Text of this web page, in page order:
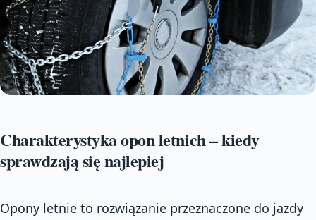
Charakterystyka opon letnich – kiedy
sprawdzają się najlepiej
Opony letnie to rozwiązanie przeznaczone do jazdy